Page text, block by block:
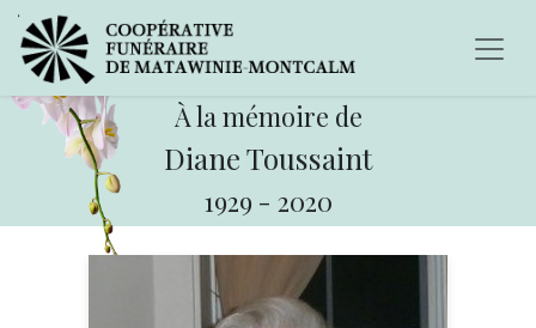
À la mémoire de
Diane Toussaint
1929 - 2020